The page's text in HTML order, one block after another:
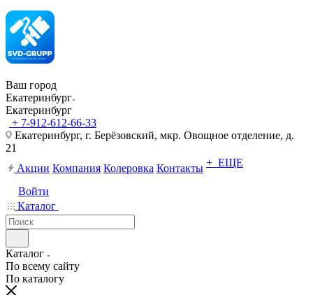
Ваш город
Екатеринбург
Екатеринбург
+ 7-912-612-66-33
Екатеринбург, г. Берёзовский, мкр. Овощное отделение, д.
21
Акции Компания Колеровка Контакты + ЕЩЕ
Войти
Каталог
Каталог
По всему сайту
По каталогу